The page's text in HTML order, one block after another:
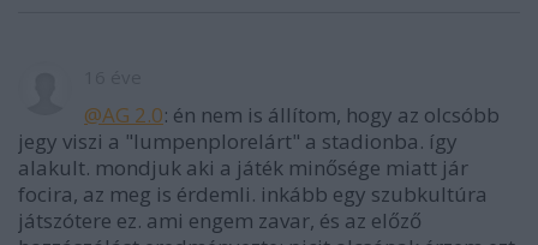
@AG 2.0: én nem is állítom, hogy az olcsóbb
jegy viszi a "lumpenplorelárt" a stadionba. így
alakult. mondjuk aki a játék minősége miatt jár
focira, az meg is érdemli. inkább egy szubkultúra
játszótere ez. ami engem zavar, és az előző